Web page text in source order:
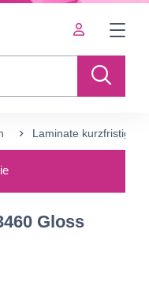
Laminate kurzfristig
Gloss